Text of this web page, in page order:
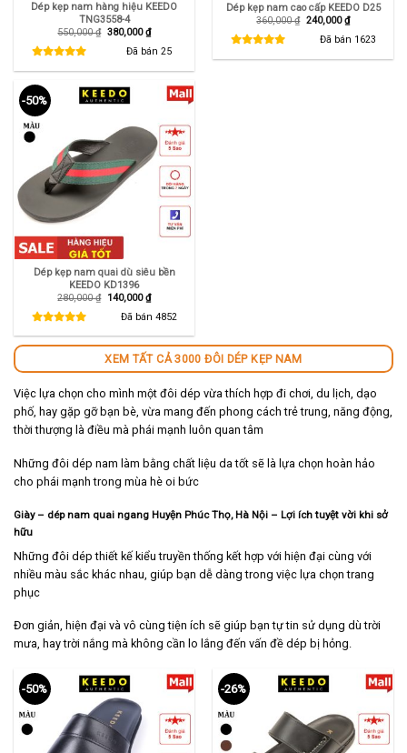
Dép kẹp nam hàng hiệu KEEDO
TNG3558-4
550,000₫ Giá
380,000₫Giá
hiện
tại
Đã bán 25
Dép kẹp nam cao cấp KEEDO D25
360,000₫ Giá
240,000₫Giá
hiện
tại
Đã bán 1623
-50%
Dép kẹp nam quai dù siêu bền
KEEDO KD1396
280,000₫ Giá
280,000 ₫.
140,000₫Giá
hiện
tại
là:
140,000 ₫.
Đã bán 4852
XEM TẤT CẢ 3000 ĐÔI DÉP KẸP NAM
Việc lựa chọn cho mình một đôi dép vừa thích hợp đi chơi, du lịch, dạo
phố, hay gặp gỡ bạn bè, vừa mang đến phong cách trẻ trung, năng động,
thời thượng là điều mà phái mạnh luôn quan tâm
Những đôi dép nam làm bằng chất liệu da tốt sẽ là lựa chọn hoàn hảo
cho phái mạnh trong mùa hè oi bức
Giày – dép nam quai ngang Huyện Phúc Thọ, Hà Nội – Lợi ích tuyệt vời khi sở
hữu
Những đôi dép thiết kế kiểu truyền thống kết hợp với hiện đại cùng với
nhiều màu sắc khác nhau, giúp bạn dễ dàng trong việc lựa chọn trang
phục
Đơn giản, hiện đại và vô cùng tiện ích sẽ giúp bạn tự tin sử dụng dù trời
mưa, hay trời nắng mà không cần lo lắng đến vấn đề dép bị hỏng.
-50% -26%